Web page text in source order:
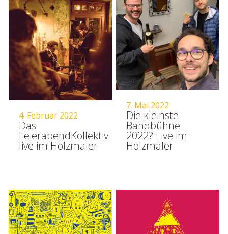
7. Mai 2022
Die kleinste
Bandbühne
2022? Live im
Holzmaler
4. Februar 2022
Das
FeierabendKollektiv
live im Holzmaler